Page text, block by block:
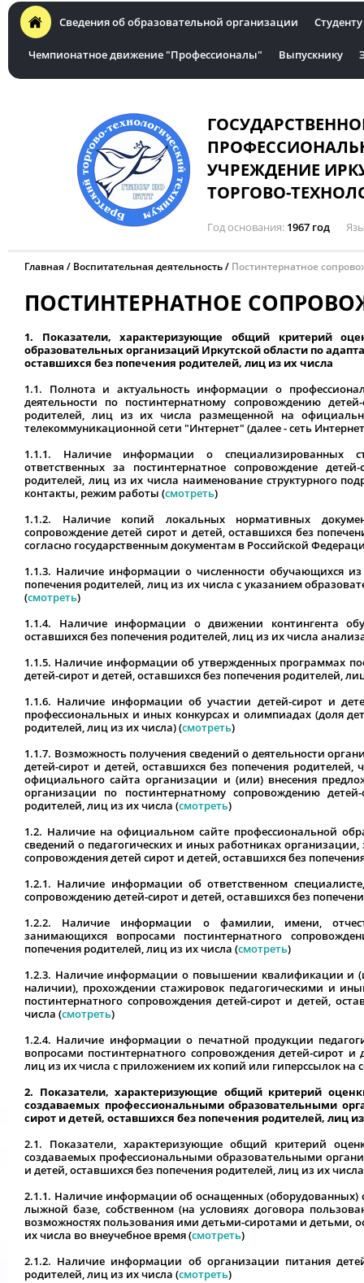
Сведения об образовательной организации Студенту
Чемпионатное движение "Профессионалы" Выпускнику
УЧРЕЖДЕНИЕ
ТОРГОВО-
Год основания 1967 год
Главная Воспитательная деятельность Постинтернатное
ПОСТИНТЕРНАТНОЕ
1. Показатели, характеризующие общий критерий
образовательных организаций Иркутской области по
оставшихся без попечения родителей, лиц из их числа
1.1. Полнота и актуальность информации о
деятельности по постинтернатному сопровождению
родителей, лиц из их числа размещенной на
телекоммуникационной сети "Интернет" (далее - сеть
1.1.1. Наличие информации о специализированных
ответственных за постинтернатное сопровождение
родителей, лиц из их числа наименование структурного
контакты, режим работы (смотреть)
1.1.2. Наличие копий локальных нормативных
сопровождение детей сирот и детей, оставшихся без
согласно государственным документам в Российской
1.1.3. Наличие информации о численности обучающихся из
попечения родителей, лиц из их числа с указанием
(смотреть)
1.1.4. Наличие информации о движении контингента
оставшихся без попечения родителей, лиц из их числа
1.1.5. Наличие информации об утвержденных программах
детей-сирот и детей, оставшихся без попечения родителей,
1.1.6. Наличие информации об участии детей-сирот и
профессиональных и иных конкурсах и олимпиадах (доля
родителей, лиц из их числа) (смотреть)
1.1.7. Возможность получения сведений о деятельности
детей-сирот и детей, оставшихся без попечения родителей,
официального сайта организации и (или) внесения
организации по постинтернатному сопровождению
родителей, лиц из их числа (смотреть)
1.2. Наличие на официальном сайте профессиональной
сведений о педагогических и иных работниках
сопровождения детей сирот и детей, оставшихся без
1.2.1. Наличие информации об ответственном
сопровождению детей-сирот и детей, оставшихся без
1.2.2. Наличие информации о фамилии, имени,
занимающихся вопросами постинтернатного
попечения родителей, лиц из их числа (смотреть)
1.2.3. Наличие информации о повышении квалификации и
наличии), прохождении стажировок педагогическими и
постинтернатного сопровождения детей-сирот и детей,
числа (смотреть)
1.2.4. Наличие информации о печатной продукции
вопросами постинтернатного сопровождения детей-сирот
лиц из их числа с приложением их копий или гиперссылок на
2. Показатели, характеризующие общий критерий
создаваемых профессиональными образовательными
сирот и детей, оставшихся без попечения родителей, лиц
2.1. Показатели, характеризующие общий критерий
создаваемых профессиональными образовательными
и детей, оставшихся без попечения родителей, лиц из их числа
2.1.1. Наличие информации об оснащенных (оборудованных)
лыжной базе, собственном (на условиях договора
возможностях пользования ими детьми-сиротами и детьми,
их числа во внеучебное время (смотреть)
2.1.2. Наличие информации об организации питания
родителей, лиц из их числа (смотреть)